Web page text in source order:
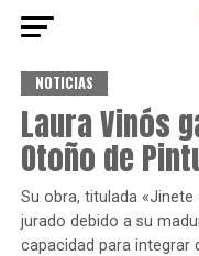
NOTICIAS
Laura Vinós
Otoño de
Su obra, titulada «Jinete
jurado debido a su
capacidad para integrar